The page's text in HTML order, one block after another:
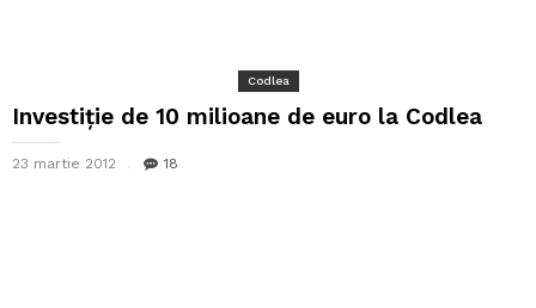
Codlea
Investiţie de 10 milioane de euro la Codlea
23 martie 2012 18